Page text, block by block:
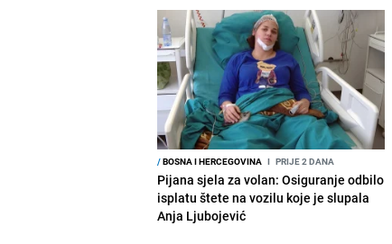
/BOSNA I HERCEGOVINA I PRIJE 2 DANA
Pijana sjela za volan: Osiguranje odbilo
isplatu štete na vozilu koje je slupala
Anja Ljubojević